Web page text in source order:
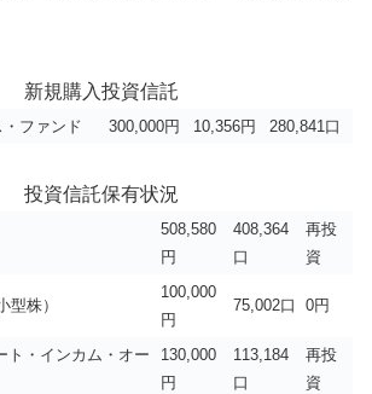
新規購入投資信託
ファンド 300,000円 10,356円 280,841口
投資信託保有状況
508,580
円
408,364
口
再投
資
型株）
100,000
円
75,002口 0円
ト・インカム・オー
130,000
円
113,184
口
再投
資